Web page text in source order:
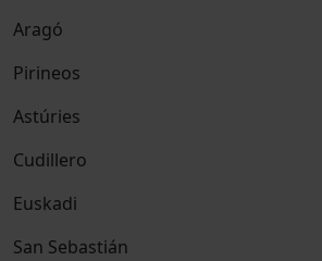
Aragó
Pirineos
Astúries
Cudillero
Euskadi
San Sebastián